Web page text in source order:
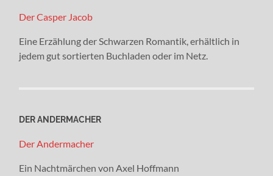
Der Casper Jacob
Eine Erzählung der Schwarzen Romantik, erhältlich in
jedem gut sortierten Buchladen oder im Netz.
DER ANDERMACHER
Der Andermacher
Ein Nachtmärchen von Axel Hoffmann